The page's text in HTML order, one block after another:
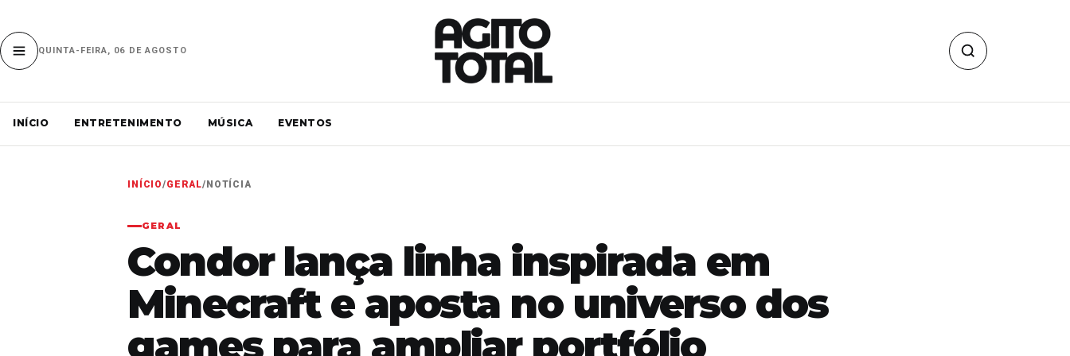
QUINTA-FEIRA, 06 DE AGOSTO
INÍCIO ENTRETENIMENTO MÚSICA EVENTOS
INÍCIO/GERAL/ NOTÍCIA
GERAL
Condor lança linha inspirada em
Minecraft e aposta no universo dos
games para ampliar portfólio